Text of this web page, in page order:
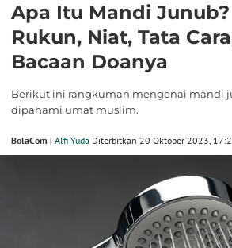
Apa Itu Mandi
Rukun, Niat, Tata
Bacaan Doanya
Berikut ini rangkuman mengenai mandi
dipahami umat muslim.
BolaCom | Alfi Yuda Diterbitkan 20 Oktober 2023,